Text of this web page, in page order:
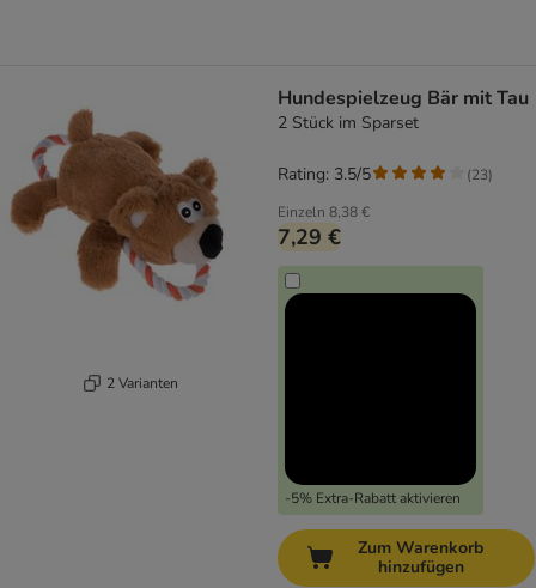
2 Varianten
Hundespielzeug Bär mit Tau
2 Stück im Sparset
Einzeln 8,38 €
7,29 €
-5% Extra-Rabatt aktivieren
Rating: 3.5/5 (23)
Zum Warenkorb
hinzufügen